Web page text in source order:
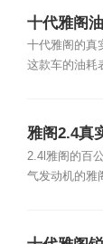
十代雅阁
十代雅阁的真
这款车的油耗
雅阁2.4真
2.4l雅阁的百
气发动机的雅